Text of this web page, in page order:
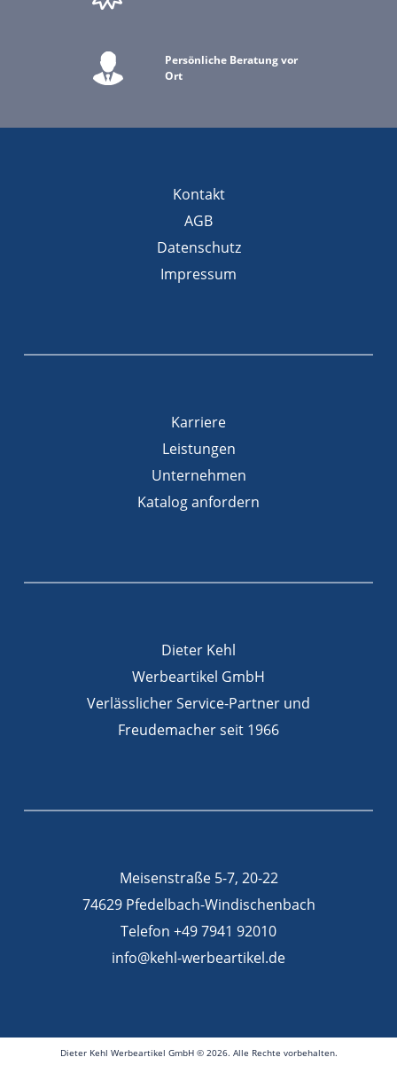
Persönliche Beratung vor
Ort
Kontakt
AGB
Datenschutz
Impressum
Karriere
Leistungen
Unternehmen
Katalog anfordern
Dieter Kehl
Werbeartikel GmbH
Verlässlicher Service-Partner und
Freudemacher seit 1966
Meisenstraße 5-7, 20-22
74629 Pfedelbach-Windischenbach
Telefon +49 7941 92010
info@kehl-werbeartikel.de
Dieter Kehl Werbeartikel GmbH © 2026. Alle Rechte vorbehalten.